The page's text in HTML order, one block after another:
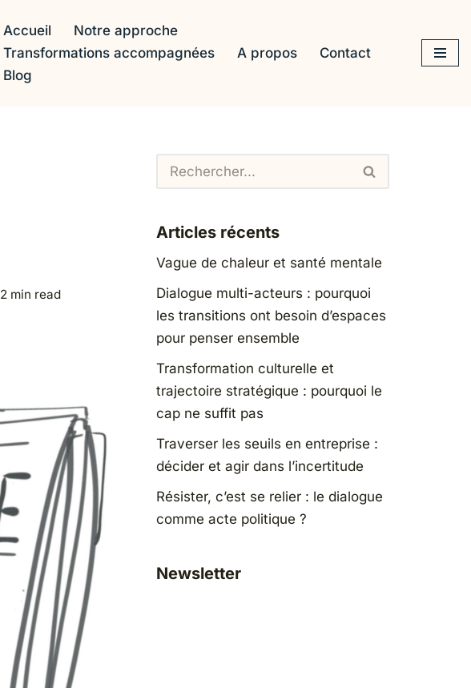
Accueil
Notre approche
Transformations accompagnées
A propos
Contact
Blog
2 min read
Articles récents
Vague de chaleur et santé mentale
Dialogue multi-acteurs : pourquoi
les transitions ont besoin d’espaces
pour penser ensemble
Transformation culturelle et
trajectoire stratégique : pourquoi le
cap ne suffit pas
Traverser les seuils en entreprise :
décider et agir dans l’incertitude
Résister, c’est se relier : le dialogue
comme acte politique ?
Newsletter